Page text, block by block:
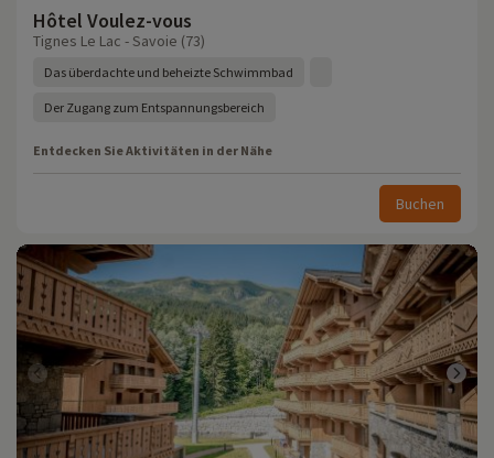
Hôtel Voulez-vous
Tignes Le Lac - Savoie (73)
Das überdachte und beheizte Schwimmbad
Der Zugang zum Entspannungsbereich
Entdecken Sie Aktivitäten in der Nähe
Buchen